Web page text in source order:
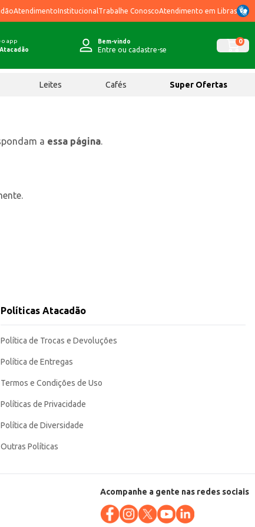
AtendimentoInstitucional Trabalhe ConoscoAtendimento em Libras
o app
Bem-vindo
Entre ou cadastre-se
0
Leites Cafés Super Ofertas
a essa página.
Políticas Atacadão
Política de Trocas e Devoluções
Política de Entregas
Termos e Condições de Uso
Políticas de Privacidade
Política de Diversidade
Outras Políticas
Acompanhe a gente nas redes sociais